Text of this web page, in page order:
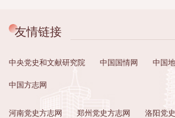
友情链接
中央党史和文献研究院 中国国情网 中国
中国方志网
河南党史方志网 郑州党史方志网 洛阳党